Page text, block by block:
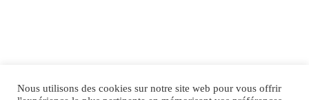
Nous utilisons des cookies sur notre site web pour vous offrir